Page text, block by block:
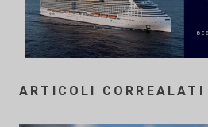
ARTICOLI CORREALATI